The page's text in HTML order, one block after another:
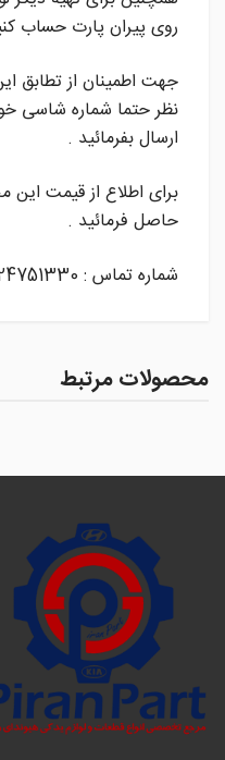
روی پیران پارت حساب
جهت اطمینان از تطابق
نظر حتما شماره شاسی
ارسال بفرمائید .
برای اطلاع از قیمت
حاصل فرمائید .
شماره تماس : 09124751330 – 02136919310
محصولات مرتبط